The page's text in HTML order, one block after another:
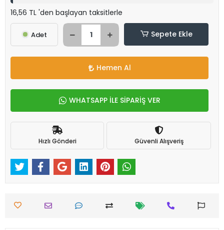
16,56 TL 'den başlayan taksitlerle
Adet Sepete Ekle
Hemen Al
WHATSAPP İLE SİPARİŞ VER
Hızlı Gönderi Güvenli Alışveriş